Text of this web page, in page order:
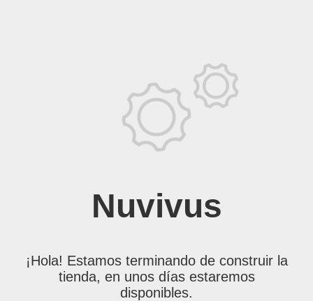
Nuvivus
¡Hola! Estamos terminando de construir la
tienda, en unos días estaremos
disponibles.